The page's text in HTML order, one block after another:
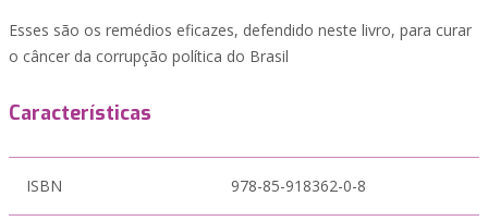
Esses são os remédios eficazes, defendido neste livro, para curar
o câncer da corrupção política do Brasil
Características
ISBN 978-85-918362-0-8